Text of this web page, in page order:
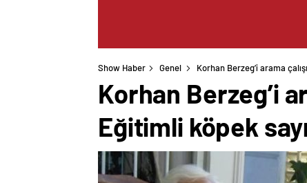
Show Haber Genel Korhan Berzeg’i arama
Korhan Berzeg’i
Eğitimli köpek